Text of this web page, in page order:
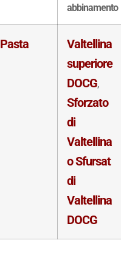
abbinamento
Pasta
Valtellina
superiore
DOCG,
Sforzato
di
Valtellina
o Sfursat
di
Valtellina
DOCG